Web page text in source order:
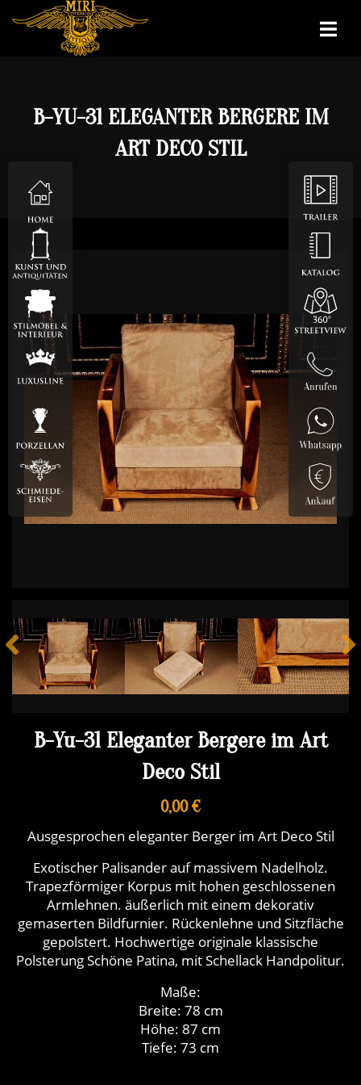
B-YU-31 ELEGANTER BERGERE IM
ART DECO STIL
B-Yu-31 Eleganter Bergere im Art
Deco Stil
0,00 €
Ausgesprochen eleganter Berger im Art Deco Stil
Exotischer Palisander auf massivem Nadelholz.
Trapezförmiger Korpus mit hohen geschlossenen
Armlehnen. äußerlich mit einem dekorativ
gemaserten Bildfurnier. Rückenlehne und Sitzfläche
gepolstert. Hochwertige originale klassische
Polsterung Schöne Patina, mit Schellack Handpolitur.
Maße:
Breite: 78 cm
Höhe: 87 cm
Tiefe: 73 cm